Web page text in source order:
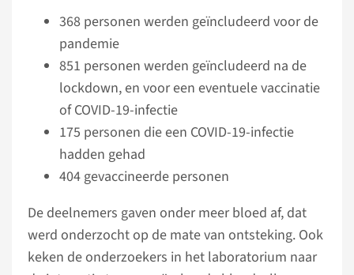
368 personen werden geïncludeerd voor de
pandemie
851 personen werden geïncludeerd na de
lockdown, en voor een eventuele vaccinatie
of COVID-19-infectie
175 personen die een COVID-19-infectie
hadden gehad
404 gevaccineerde personen
De deelnemers gaven onder meer bloed af, dat
werd onderzocht op de mate van ontsteking. Ook
keken de onderzoekers in het laboratorium naar